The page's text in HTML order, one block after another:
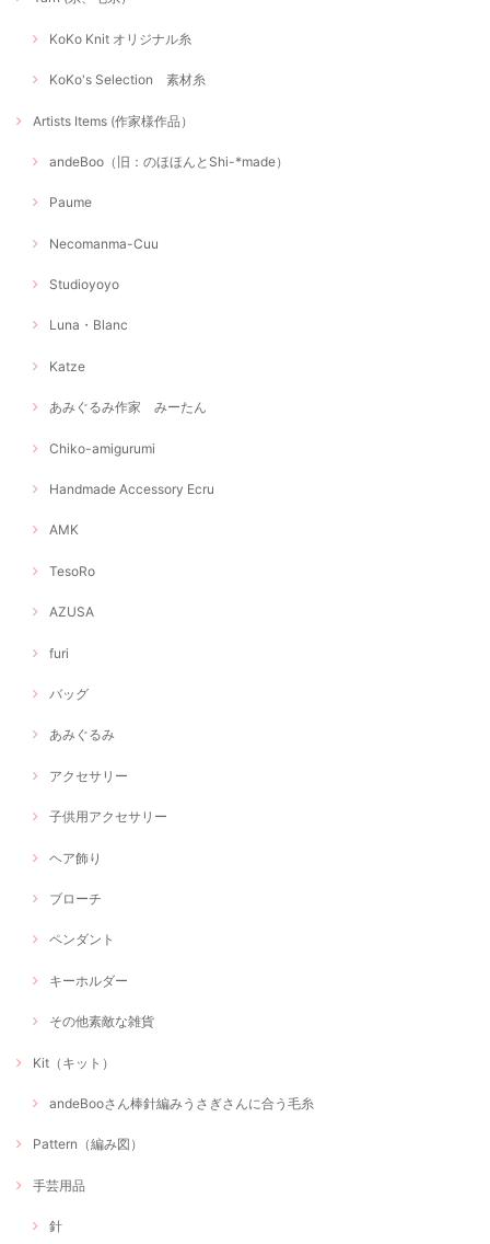
KoKo Knit オリジナル糸
KoKo's Selection 素材糸
Artists Items (作家様作品）
andeBoo（旧：のほほんとShi-*made）
Paume
Necomanma-Cuu
Studioyoyo
Luna・Blanc
Katze
あみぐるみ作家 みーたん
Chiko-amigurumi
Handmade Accessory Ecru
AMK
TesoRo
AZUSA
furi
バッグ
あみぐるみ
アクセサリー
子供用アクセサリー
ヘア飾り
ブローチ
ペンダント
キーホルダー
その他素敵な雑貨
Kit（キット）
andeBooさん棒針編みうさぎさんに合う毛糸
Pattern（編み図）
手芸用品
針